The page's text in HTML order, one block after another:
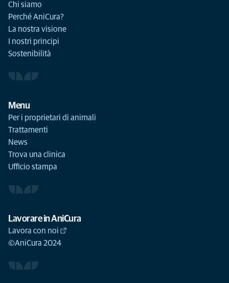
Chi siamo
Perché AniCura?
La nostra visione
I nostri principi
Sostenibilità
Menu
Per i proprietari di animali
Trattamenti
News
Trova una clinica
Ufficio stampa
Lavorare in AniCura
Lavora con noi
©AniCura 2024